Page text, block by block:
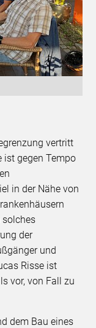
vertritt
ist gegen Tempo
in der Nähe von
solches
der
und
Risse ist
vor, von Fall zu
dem Bau eines